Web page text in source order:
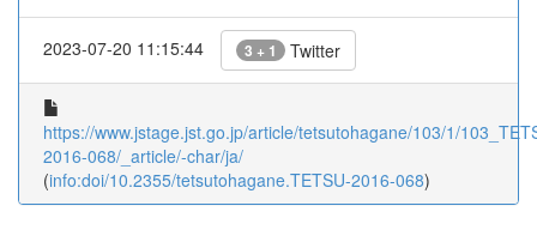
2023-07-20 11:15:44 3 + 1 Twitter
https://www.jstage.jst.go.jp/article/tetsutohagane/103/1/
2016-068/_article/-char/ja/
(info:doi/10.2355/tetsutohagane.TETSU-2016-068)